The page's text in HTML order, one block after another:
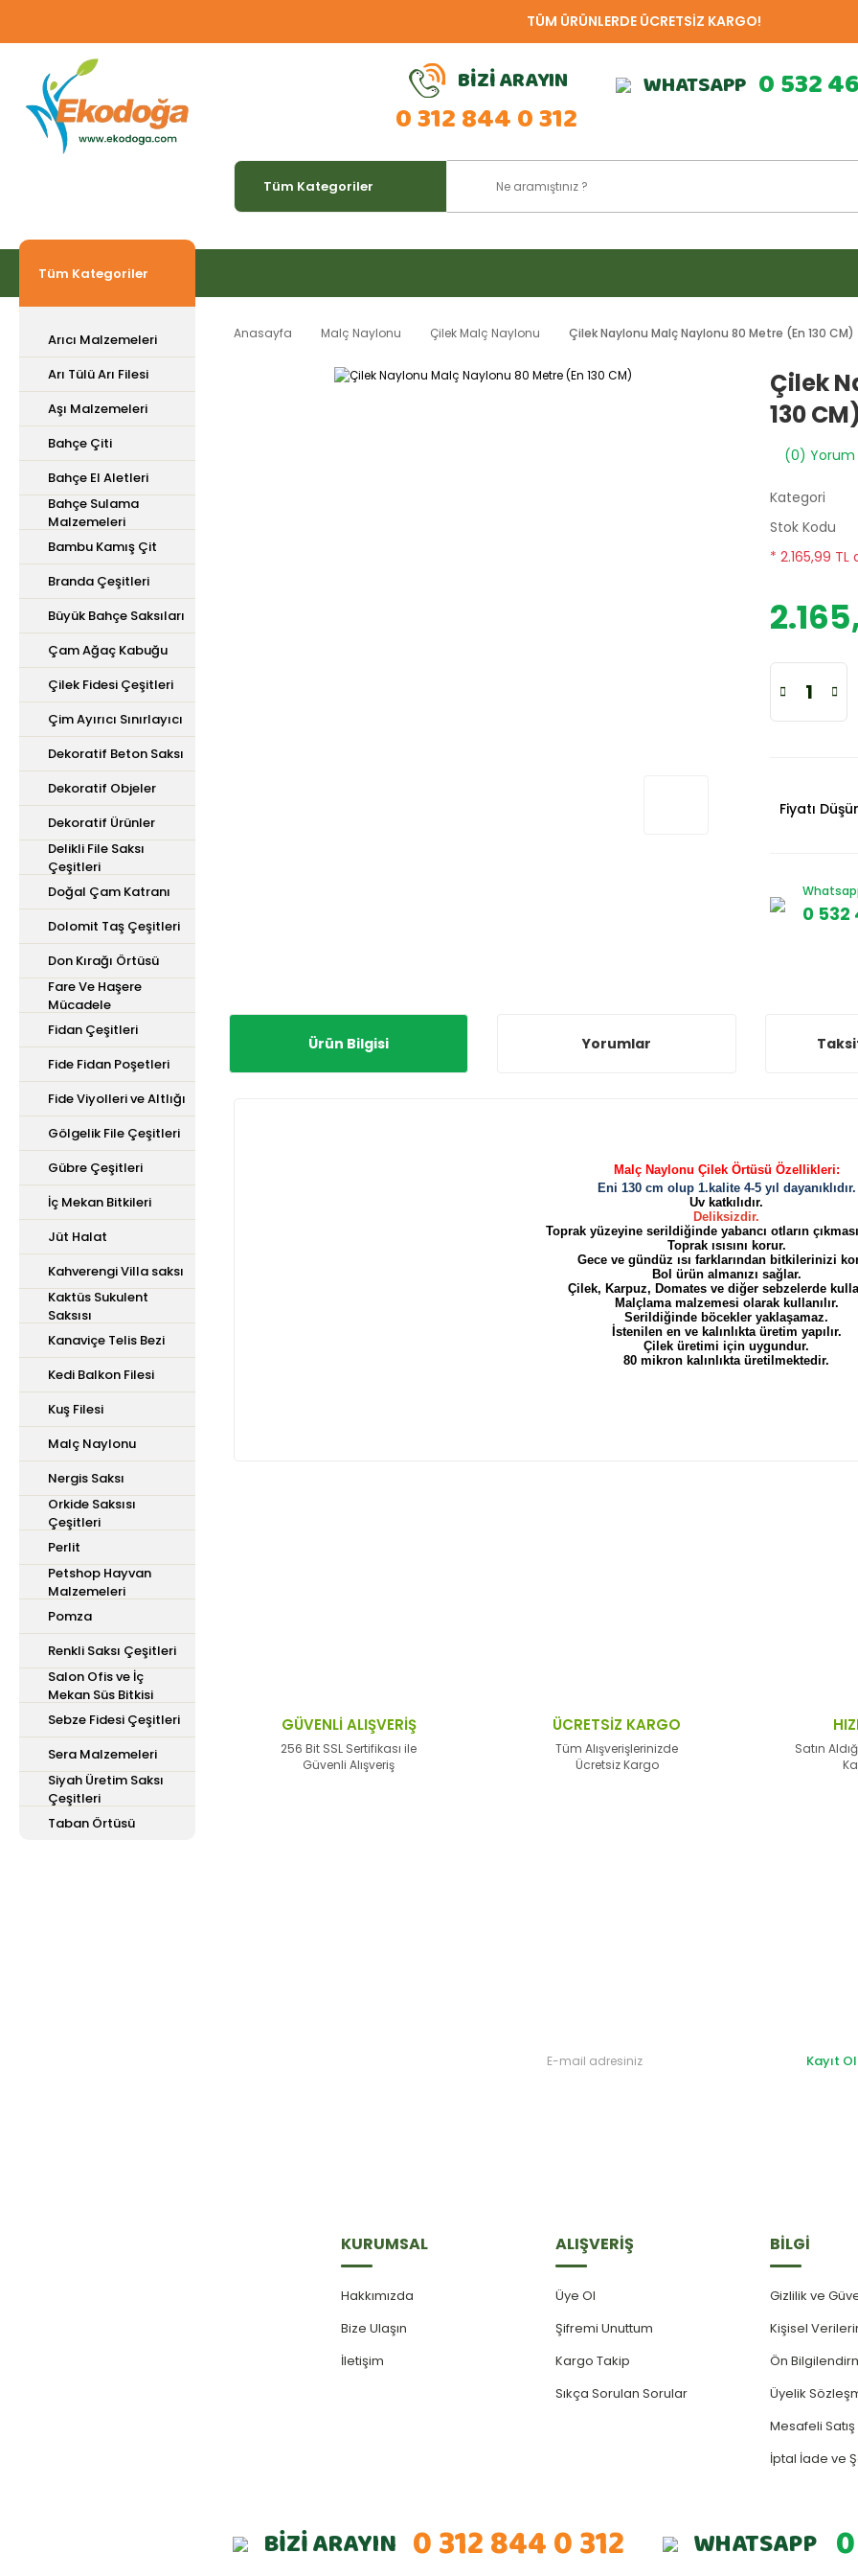
TÜM ÜRÜNLERDE ÜCRETSİZ KARGO!
BİZİ ARAYIN
0 312 844 0 312
WHATSAPP 0 532
Tüm Kategoriler
Arıcı Malzemeleri
Arı Tülü Arı Filesi
Aşı Malzemeleri
Bahçe Çiti
Bahçe El Aletleri
Bahçe Sulama
Malzemeleri
Bambu Kamış Çit
Branda Çeşitleri
Büyük Bahçe Saksıları
Çam Ağaç Kabuğu
Çilek Fidesi Çeşitleri
Çim Ayırıcı Sınırlayıcı
Dekoratif Beton Saksı
Dekoratif Objeler
Dekoratif Ürünler
Delikli File Saksı
Çeşitleri
Doğal Çam Katranı
Dolomit Taş Çeşitleri
Don Kırağı Örtüsü
Fare Ve Haşere
Mücadele
Fidan Çeşitleri
Fide Fidan Poşetleri
Fide Viyolleri ve Altlığı
Gölgelik File Çeşitleri
Gübre Çeşitleri
İç Mekan Bitkileri
Jüt Halat
Kahverengi Villa saksı
Kaktüs Sukulent
Saksısı
Kanaviçe Telis Bezi
Kedi Balkon Filesi
Kuş Filesi
Malç Naylonu
Nergis Saksı
Orkide Saksısı
Çeşitleri
Perlit
Petshop Hayvan
Malzemeleri
Pomza
Renkli Saksı Çeşitleri
Salon Ofis ve İç
Mekan Süs Bitkisi
Sebze Fidesi Çeşitleri
Sera Malzemeleri
Siyah Üretim Saksı
Çeşitleri
Taban Örtüsü
Anasayfa Malç Naylonu Çilek Malç Naylonu Çilek Naylonu Malç Naylonu 80 Metre (En 130 CM)
Çilek
130
(0) Yorum
Kategori
Stok Kodu
* 2.165,99
Fiyatı
0 532
Ürün Bilgisi Yorumlar
Malç Naylonu Çilek Örtüsü Özellikleri:
Eni 130 cm olup 1.kalite 4-5 yıl dayanıklıdır.
Uv katkılıdır.
Deliksizdir.
Toprak yüzeyine serildiğinde yabancı otların
Toprak ısısını korur.
Gece ve gündüz ısı farklarından bitkilerinizi
Bol ürün almanızı sağlar.
Çilek, Karpuz, Domates ve diğer sebzelerde
Malçlama malzemesi olarak kullanılır.
Serildiğinde böcekler yaklaşamaz.
İstenilen en ve kalınlıkta üretim yapılır.
Çilek üretimi için uygundur.
80 mikron kalınlıkta üretilmektedir.
Ürün fiyatı diğer sitelerden daha pahalı.
Bu ürüne benzer farklı alternatifler olmalı.
GÜVENLİ ALIŞVERİŞ
256 Bit SSL Sertifikası ile
Güvenli Alışveriş
ÜCRETSİZ KARGO
Tüm Alışverişlerinizde
Ücretsiz Kargo
Satın
Kayıt Ol
KURUMSAL
Hakkımızda
Bize Ulaşın
İletişim
ALIŞVERİŞ
Üye Ol
Şifremi Unuttum
Kargo Takip
Sıkça Sorulan Sorular
BİLGİ
Gizlilik ve
Kişisel
Ön
Üyelik
Mesafeli
İptal İade ve
BİZİ ARAYIN 0 312 844 0 312 WHATSAPP